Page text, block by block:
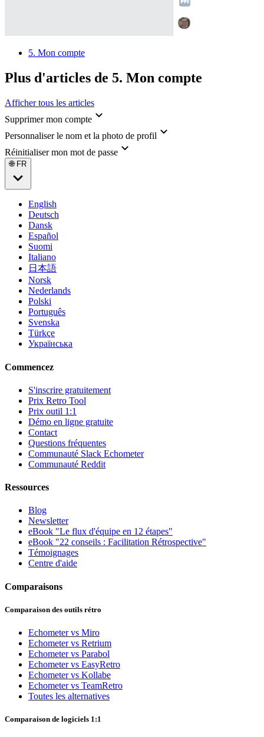
5. Mon compte
Plus d'articles de 5. Mon compte
Afficher tous les articles
Supprimer mon compte
Personnaliser le nom et la photo de profil
Réinitialiser mon mot de passe
🌐 FR
English
Deutsch
Dansk
Español
Suomi
Italiano
日本語
Norsk
Nederlands
Polski
Português
Svenska
Türkçe
Українська
Commencez
S'inscrire gratuitement
Prix Retro Tool
Prix outil 1:1
Démo en ligne gratuite
Contact
Questions fréquentes
Communauté Slack Echometer
Communauté Reddit
Ressources
Blog
Newsletter
eBook "Le flux d'équipe en 12 étapes"
eBook "22 conseils : Facilitation Rétrospective"
Témoignages
Centre d'aide
Comparaisons
Comparaison des outils rétro
Echometer vs Miro
Echometer vs Retrium
Echometer vs Parabol
Echometer vs EasyRetro
Echometer vs Kollabe
Echometer vs TeamRetro
Toutes les alternatives
Comparaison de logiciels 1:1